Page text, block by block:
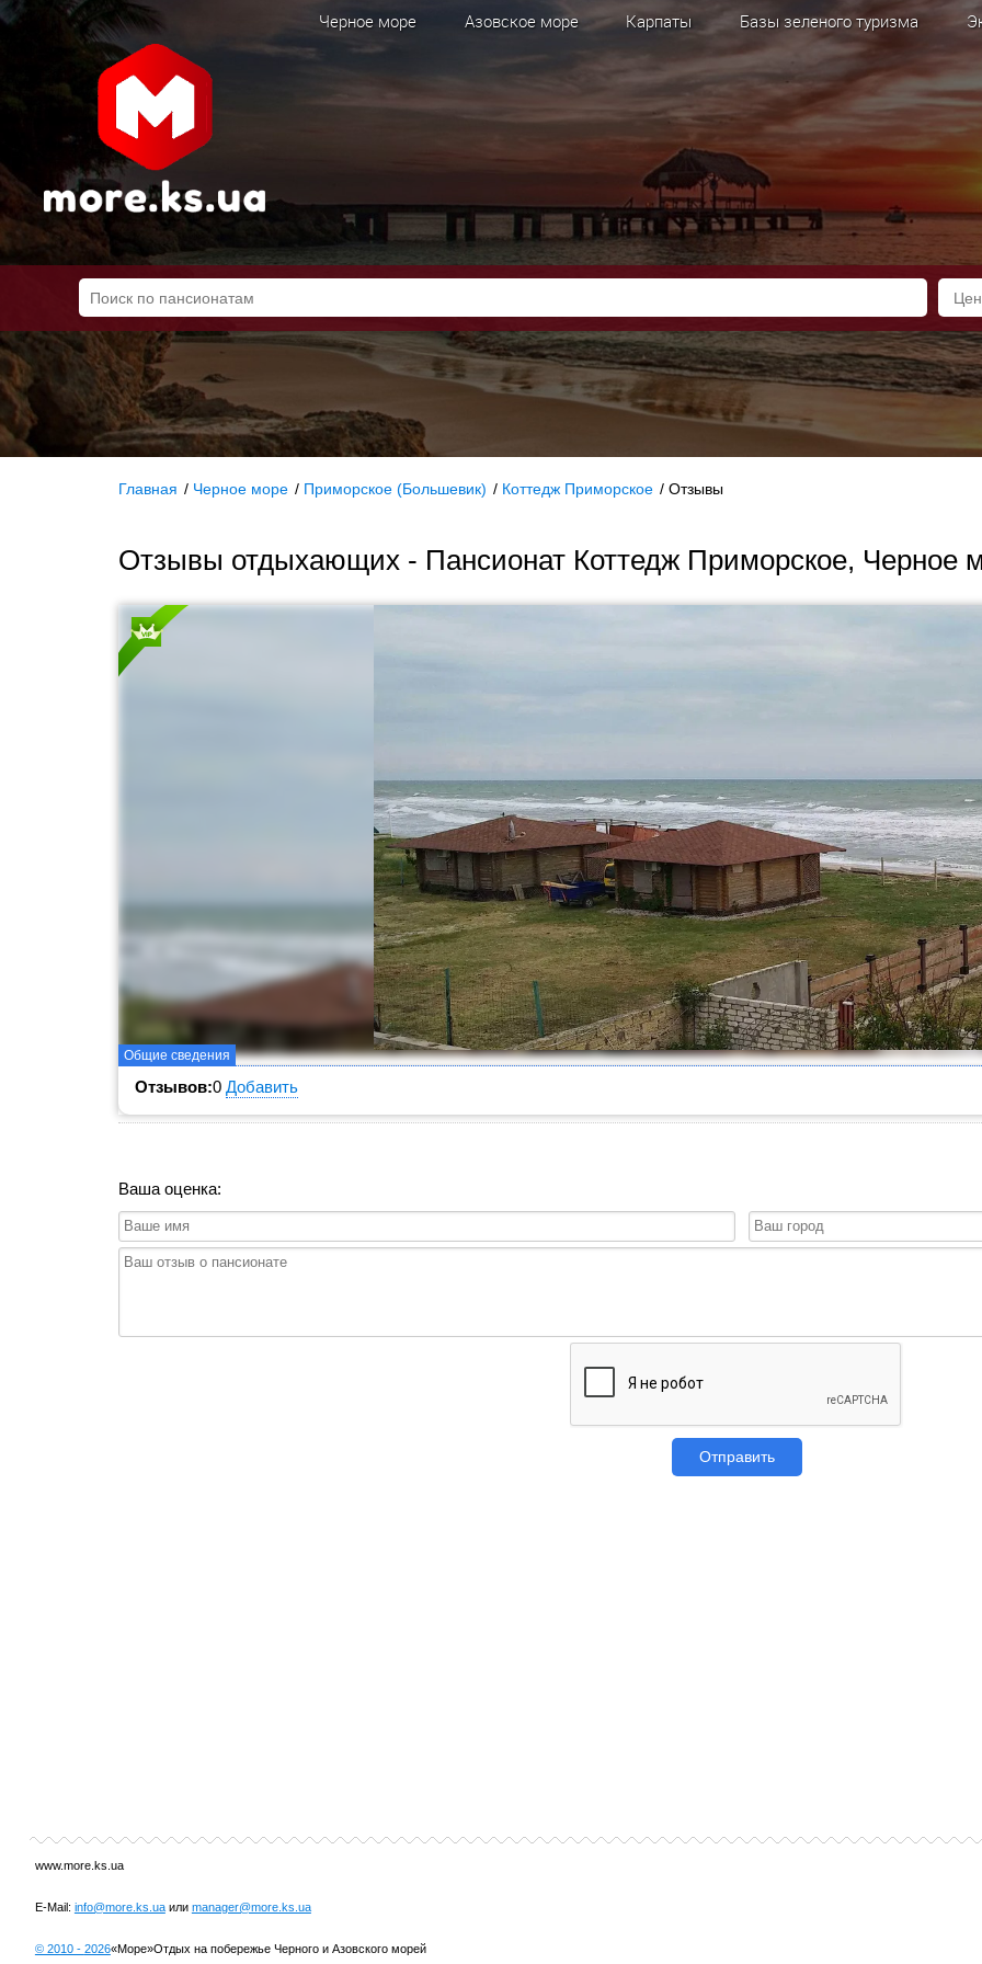
Черное море Азовское море Карпаты Базы зеленого туризма
Главная / Черное море / Приморское (Большевик) / Коттедж Приморское / Отзывы
Отзывы отдыхающих - Пансионат Коттедж Приморское, Черное
Общие сведения
Отзывов:0 Добавить
Ваша оценка:
Отправить
www.more.ks.ua
E-Mail: info@more.ks.uaили manager@more.ks.ua
© 2010 - 2026«Море»Отдых на побережье Черного и Азовского морей